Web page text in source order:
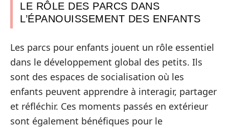
LE RÔLE DES PARCS DANS
L’ÉPANOUISSEMENT DES ENFANTS
Les parcs pour enfants jouent un rôle essentiel
dans le développement global des petits. Ils
sont des espaces de socialisation où les
enfants peuvent apprendre à interagir, partager
et réfléchir. Ces moments passés en extérieur
sont également bénéfiques pour le